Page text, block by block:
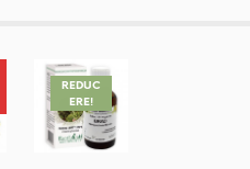
REDUC
ERE!